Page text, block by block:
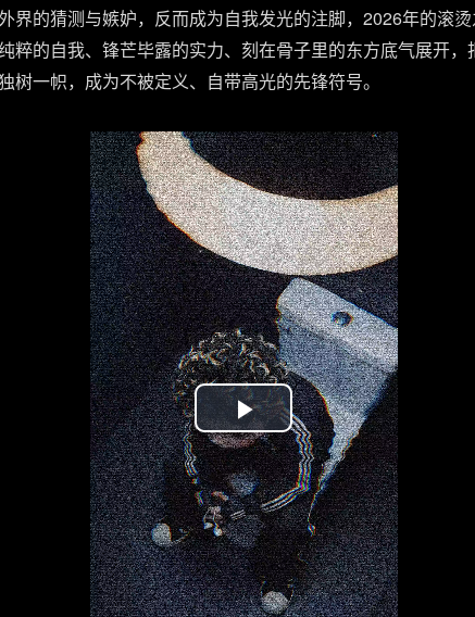
界的猜测与嫉妒，反而成为自我发光的注脚，2026年的滚
粹的自我、锋芒毕露的实力、刻在骨子里的东方底气展开
树一帜，成为不被定义、自带高光的先锋符号。
Play
Video